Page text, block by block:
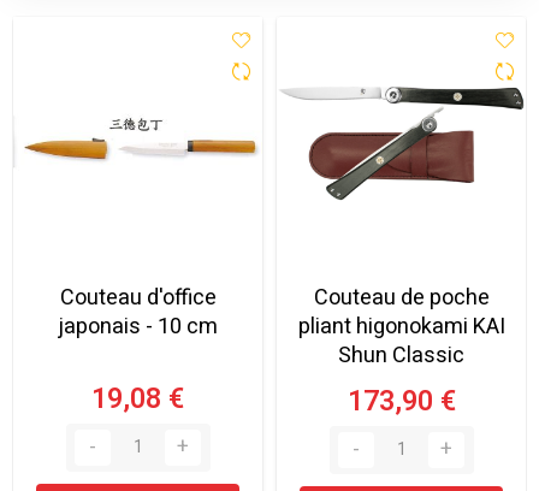
Couteau d'office
japonais - 10 cm
19,08 €
Couteau de poche
pliant higonokami KAI
Shun Classic
173,90 €